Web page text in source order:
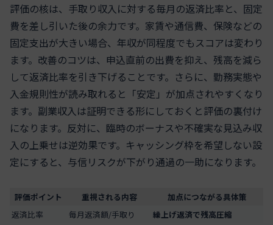
評価の核は、手取り収入に対する毎月の返済比率と、固定
費を差し引いた後の余力です。家賃や通信費、保険などの
固定支出が大きい場合、年収が同程度でもスコアは変わり
ます。改善のコツは、申込直前の出費を抑え、残高を減ら
して返済比率を引き下げることです。さらに、勤務実態や
入金規則性が読み取れると「安定」が加点されやすくなり
ます。副業収入は証明できる形にしておくと評価の裏付け
になります。反対に、臨時のボーナスや不確実な見込み収
入の上乗せは逆効果です。キャッシング枠を希望しない設
定にすると、与信リスクが下がり通過の一助になります。
評価ポイント 重視される内容
加点につながる具体策
返済比率
毎月返済額/手取り
繰上げ返済で残高圧縮